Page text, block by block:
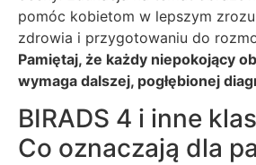
pomóc kobietom w lepszym
zdrowia i przygotowaniu do
Pamiętaj, że każdy niepokojący
wymaga dalszej, pogłębionej
BIRADS 4 i inne
Co oznaczają dla